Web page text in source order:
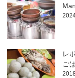
レ
ご